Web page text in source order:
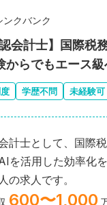
クバンク
認会計士】国際
からでもエース
学歴不問 未経験可
計士として、国際
を活用した効率化
の求人です。
600〜1,000